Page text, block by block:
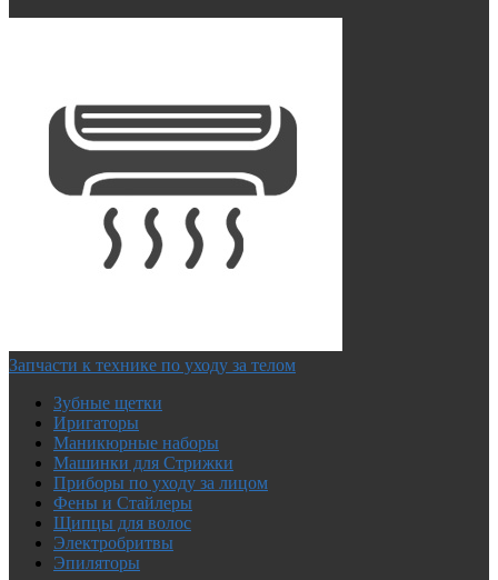
Запчасти к технике по уходу за телом
Зубные щетки
Иригаторы
Маникюрные наборы
Машинки для Стрижки
Приборы по уходу за лицом
Фены и Стайлеры
Щипцы для волос
Электробритвы
Эпиляторы